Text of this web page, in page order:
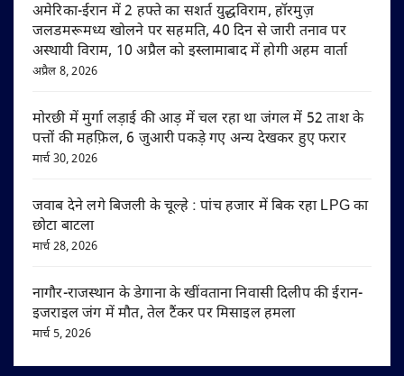
अमेरिका-ईरान में 2 हफ्ते का सशर्त युद्धविराम, हॉरमुज़
जलडमरूमध्य खोलने पर सहमति, 40 दिन से जारी तनाव पर
अस्थायी विराम, 10 अप्रैल को इस्लामाबाद में होगी अहम वार्ता
अप्रैल 8, 2026
मोरछी में मुर्गा लड़ाई की आड़ में चल रहा था जंगल में 52 ताश के
पत्तों की महफ़िल, 6 जुआरी पकड़े गए अन्य देखकर हुए फरार
मार्च 30, 2026
जवाब देने लगे बिजली के चूल्हे : पांच हजार में बिक रहा LPG का
छोटा बाटला
मार्च 28, 2026
नागौर-राजस्थान के डेगाना के खींवताना निवासी दिलीप की ईरान-
इजराइल जंग में मौत, तेल टैंकर पर मिसाइल हमला
मार्च 5, 2026